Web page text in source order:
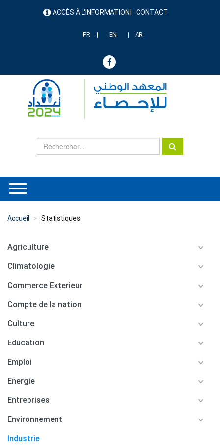
menu ACCÈS À L'INFORMATION CONTACT
FR EN AR
Accueil Statistiques
Agriculture
Climatologie
Commerce Exterieur
Compte de la nation
Culture
Education
Emploi
Energie
Entreprises
Environnement
Industrie